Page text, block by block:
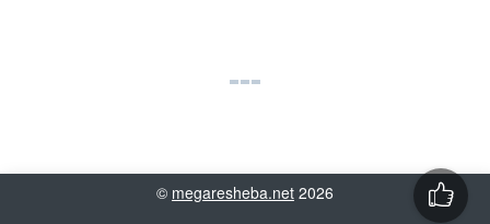
© megaresheba.net 2026